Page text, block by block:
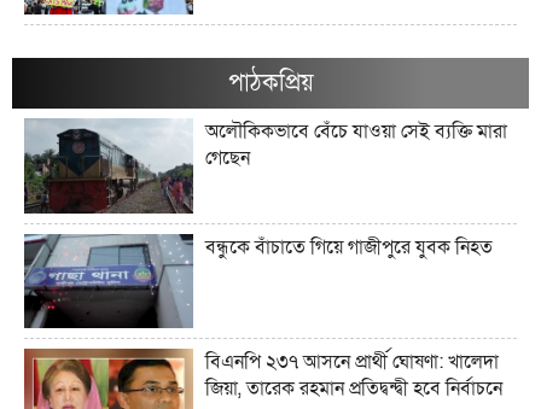
সম্পদগুলো কী এবং সেগুলো কোথায় রাখা
আছে?"
মার্কিন তেল অবরোধ কি কিউবান চুরুটের
আধুনিক বাংলাদেশে লোকসাহিত্য অধ্যয়ন
পাঠকপ্রিয়
অলৌকিকভাবে বেঁচে যাওয়া সেই ব্যক্তি মারা
গেছেন
বন্ধুকে বাঁচাতে গিয়ে গাজীপুরে যুবক নিহত
বিএনপি ২৩৭ আসনে প্রার্থী ঘোষণা: খালেদা
জিয়া, তারেক রহমান প্রতিদ্বন্দ্বী হবে নির্বাচনে